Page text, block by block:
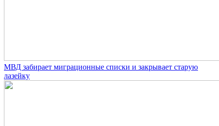
МВД забирает миграционные списки и закрывает старую
лазейку